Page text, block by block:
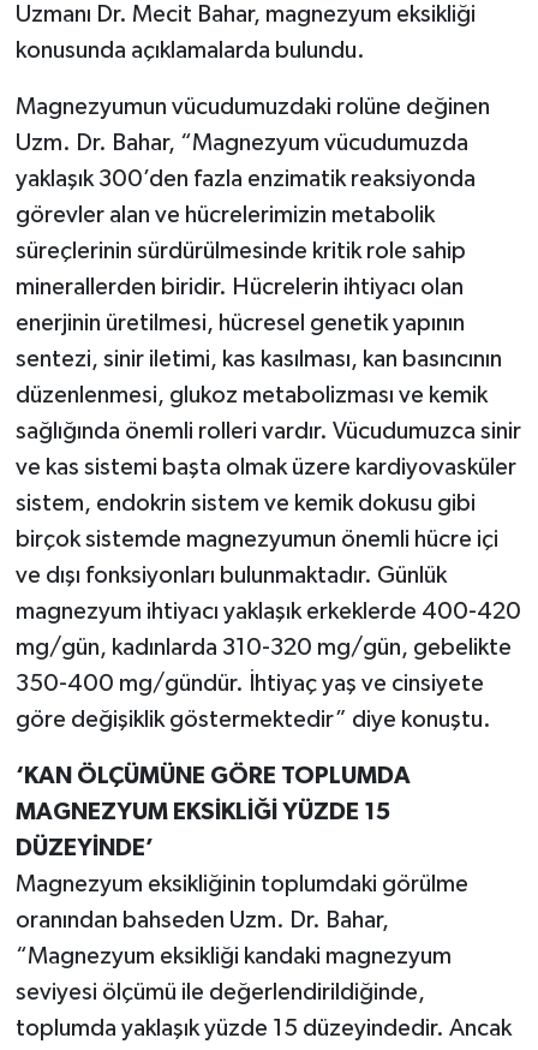
Uzmanı Dr. Mecit Bahar, magnezyum eksikliği
konusunda açıklamalarda bulundu.
Magnezyumun vücudumuzdaki rolüne değinen
Uzm. Dr. Bahar, “Magnezyum vücudumuzda
yaklaşık 300’den fazla enzimatik reaksiyonda
görevler alan ve hücrelerimizin metabolik
süreçlerinin sürdürülmesinde kritik role sahip
minerallerden biridir. Hücrelerin ihtiyacı olan
enerjinin üretilmesi, hücresel genetik yapının
sentezi, sinir iletimi, kas kasılması, kan basıncının
düzenlenmesi, glukoz metabolizması ve kemik
sağlığında önemli rolleri vardır. Vücudumuzca sinir
ve kas sistemi başta olmak üzere kardiyovasküler
sistem, endokrin sistem ve kemik dokusu gibi
birçok sistemde magnezyumun önemli hücre içi
ve dışı fonksiyonları bulunmaktadır. Günlük
magnezyum ihtiyacı yaklaşık erkeklerde 400-420
mg/gün, kadınlarda 310-320 mg/gün, gebelikte
350-400 mg/gündür. İhtiyaç yaş ve cinsiyete
göre değişiklik göstermektedir” diye konuştu.
‘KAN ÖLÇÜMÜNE GÖRE TOPLUMDA
MAGNEZYUM EKSİKLİĞİ YÜZDE 15
DÜZEYİNDE’
Magnezyum eksikliğinin toplumdaki görülme
oranından bahseden Uzm. Dr. Bahar,
“Magnezyum eksikliği kandaki magnezyum
seviyesi ölçümü ile değerlendirildiğinde,
toplumda yaklaşık yüzde 15 düzeyindedir. Ancak